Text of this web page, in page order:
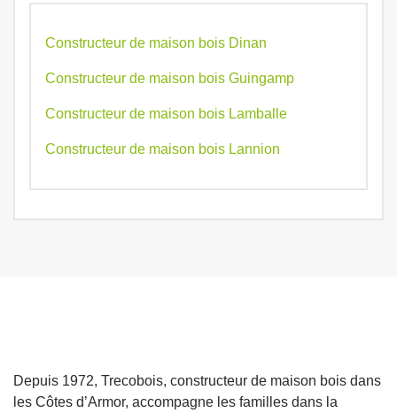
Constructeur de maison bois Dinan
Constructeur de maison bois Guingamp
Constructeur de maison bois Lamballe
Constructeur de maison bois Lannion
Depuis 1972, Trecobois, constructeur de maison bois dans
les Côtes d’Armor, accompagne les familles dans la